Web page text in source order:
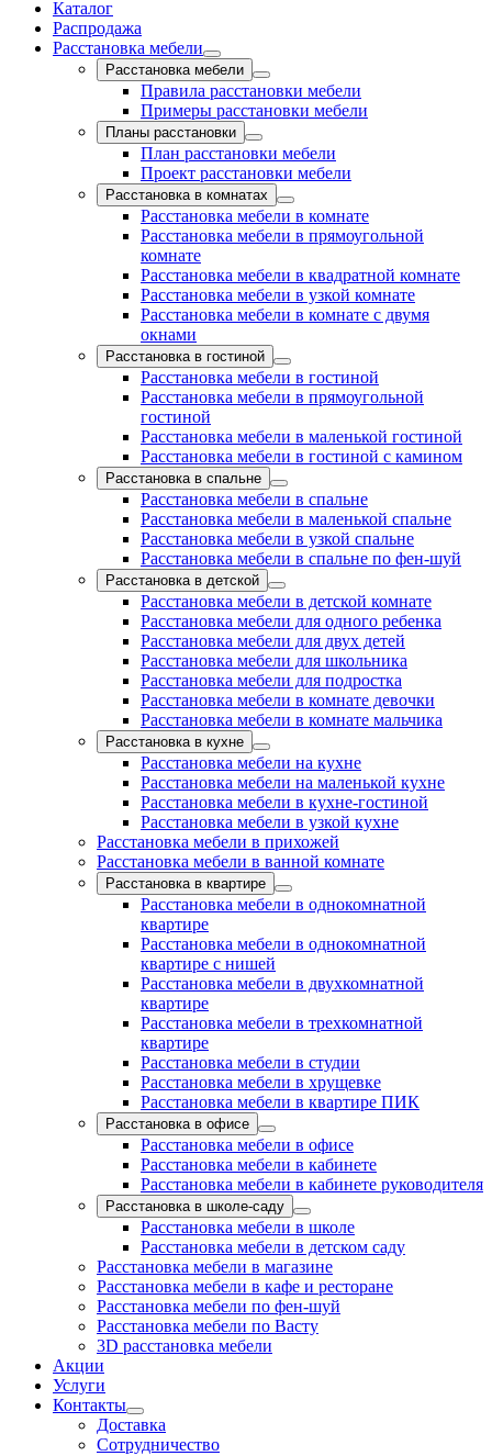
Каталог
Распродажа
Расстановка мебели
Расстановка мебели
Правила расстановки мебели
Примеры расстановки мебели
Планы расстановки
План расстановки мебели
Проект расстановки мебели
Расстановка в комнатах
Расстановка мебели в комнате
Расстановка мебели в прямоугольной
комнате
Расстановка мебели в квадратной комнате
Расстановка мебели в узкой комнате
Расстановка мебели в комнате с двумя
окнами
Расстановка в гостиной
Расстановка мебели в гостиной
Расстановка мебели в прямоугольной
гостиной
Расстановка мебели в маленькой гостиной
Расстановка мебели в гостиной с камином
Расстановка в спальне
Расстановка мебели в спальне
Расстановка мебели в маленькой спальне
Расстановка мебели в узкой спальне
Расстановка мебели в спальне по фен-шуй
Расстановка в детской
Расстановка мебели в детской комнате
Расстановка мебели для одного ребенка
Расстановка мебели для двух детей
Расстановка мебели для школьника
Расстановка мебели для подростка
Расстановка мебели в комнате девочки
Расстановка мебели в комнате мальчика
Расстановка в кухне
Расстановка мебели на кухне
Расстановка мебели на маленькой кухне
Расстановка мебели в кухне-гостиной
Расстановка мебели в узкой кухне
Расстановка мебели в прихожей
Расстановка мебели в ванной комнате
Расстановка в квартире
Расстановка мебели в однокомнатной
квартире
Расстановка мебели в однокомнатной
квартире с нишей
Расстановка мебели в двухкомнатной
квартире
Расстановка мебели в трехкомнатной
квартире
Расстановка мебели в студии
Расстановка мебели в хрущевке
Расстановка мебели в квартире ПИК
Расстановка в офисе
Расстановка мебели в офисе
Расстановка мебели в кабинете
Расстановка мебели в кабинете руководителя
Расстановка в школе-саду
Расстановка мебели в школе
Расстановка мебели в детском саду
Расстановка мебели в магазине
Расстановка мебели в кафе и ресторане
Расстановка мебели по фен-шуй
Расстановка мебели по Васту
3D расстановка мебели
Акции
Услуги
Контакты
Доставка
Сотрудничество